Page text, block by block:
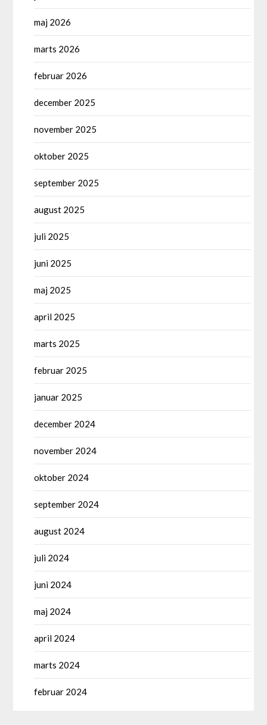
maj 2026
marts 2026
februar 2026
december 2025
november 2025
oktober 2025
september 2025
august 2025
juli 2025
juni 2025
maj 2025
april 2025
marts 2025
februar 2025
januar 2025
december 2024
november 2024
oktober 2024
september 2024
august 2024
juli 2024
juni 2024
maj 2024
april 2024
marts 2024
februar 2024